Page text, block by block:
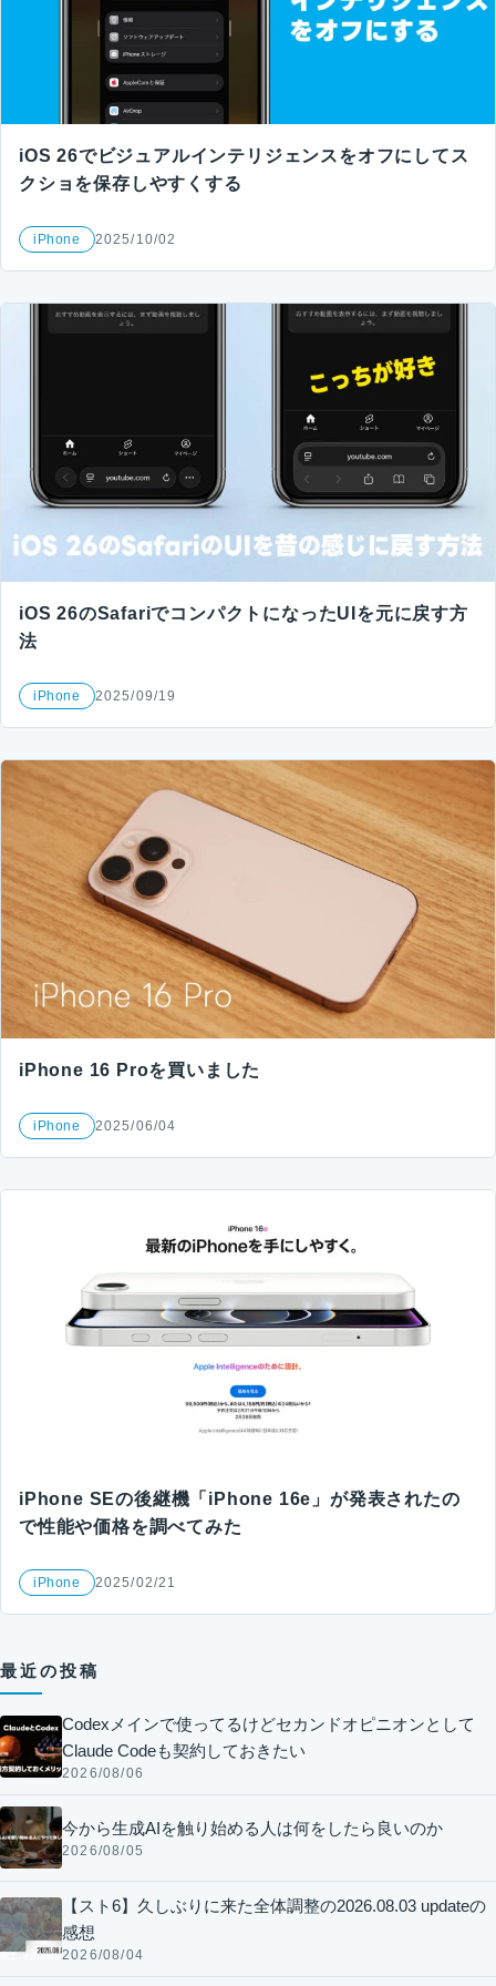
iOS 26でビジュアルインテリジェンスをオフにしてス
クショを保存しやすくする
iPhone 2025/10/02
iOS 26のSafariでコンパクトになったUIを元に戻す方
法
iPhone 2025/09/19
iPhone 16 Proを買いました
iPhone 2025/06/04
iPhone SEの後継機「iPhone 16e」が発表されたの
で性能や価格を調べてみた
iPhone 2025/02/21
最近の投稿
Codexメインで使ってるけどセカンドオピニオンとして
Claude Codeも契約しておきたい
2026/08/06
今から生成AIを触り始める人は何をしたら良いのか
2026/08/05
【スト6】久しぶりに来た全体調整の2026.08.03 updateの
感想
2026/08/04